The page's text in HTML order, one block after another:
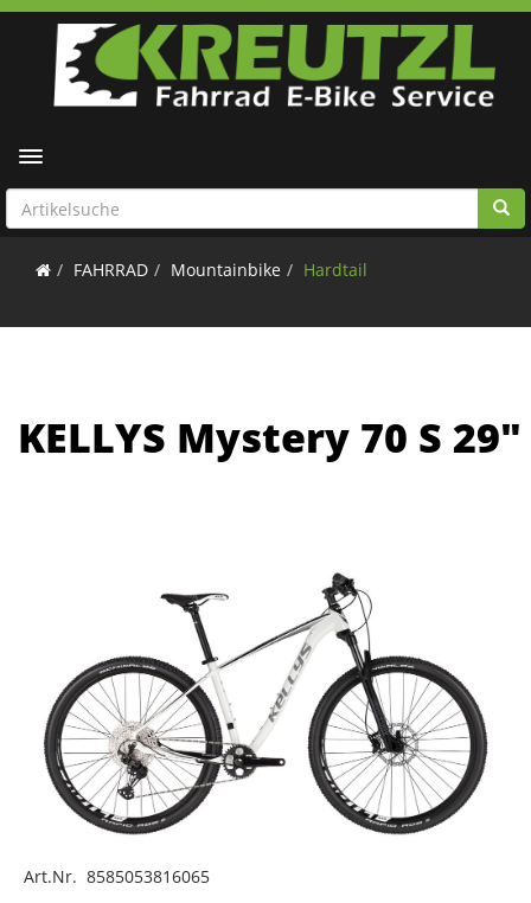
Toggle navigation
FAHRRAD Mountainbike Hardtail
KELLYS Mystery 70 S 29"
Art.Nr. 8585053816065